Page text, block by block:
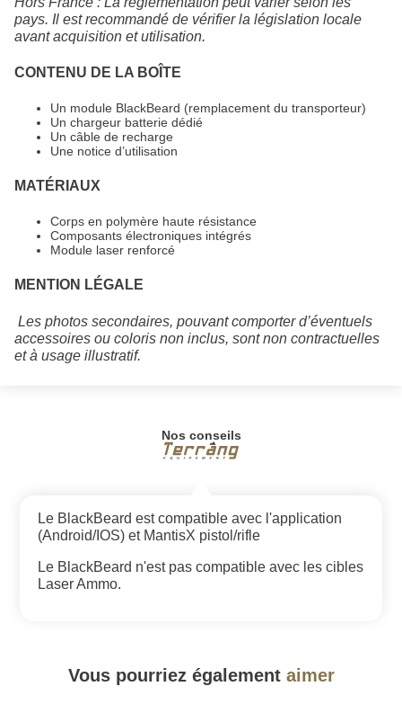
pays. Il est recommandé de vérifier la législation locale
avant acquisition et utilisation.
CONTENU DE LA BOÎTE
Un module BlackBeard (remplacement du transporteur)
Un chargeur batterie dédié
Un câble de recharge
Une notice d’utilisation
MATÉRIAUX
Corps en polymère haute résistance
Composants électroniques intégrés
Module laser renforcé
MENTION LÉGALE
Les photos secondaires, pouvant comporter d’éventuels
accessoires ou coloris non inclus, sont non contractuelles
et à usage illustratif.
Nos conseils
Le BlackBeard est compatible avec l'application
(Android/IOS) et MantisX pistol/rifle
Le BlackBeard n'est pas compatible avec les cibles
Laser Ammo.
Vous pourriez également aimer